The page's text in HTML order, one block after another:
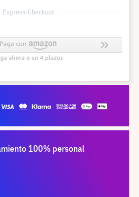
Express-Checkout
100% personal